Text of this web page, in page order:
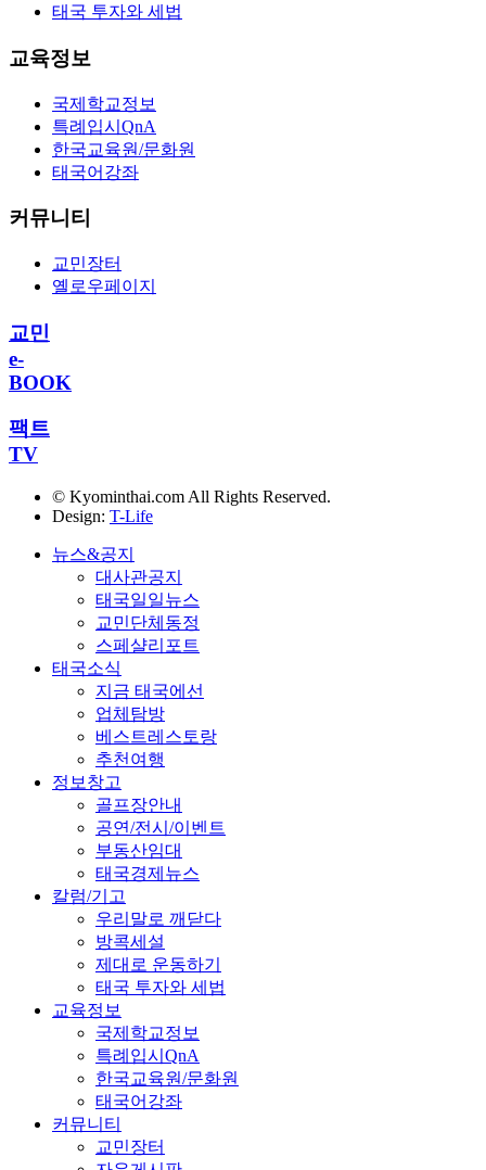
태국 투자와 세법
교육정보
국제학교정보
특례입시QnA
한국교육원/문화원
태국어강좌
커뮤니티
교민장터
옐로우페이지
교민
e-
BOOK
팩트
TV
© Kyominthai.com All Rights Reserved.
Design: T-Life
뉴스&공지
대사관공지
태국일일뉴스
교민단체동정
스페샬리포트
태국소식
지금 태국에선
업체탐방
베스트레스토랑
추천여행
정보창고
골프장안내
공연/전시/이벤트
부동산임대
태국경제뉴스
칼럼/기고
우리말로 깨닫다
방콕세설
제대로 운동하기
태국 투자와 세법
교육정보
국제학교정보
특례입시QnA
한국교육원/문화원
태국어강좌
커뮤니티
교민장터